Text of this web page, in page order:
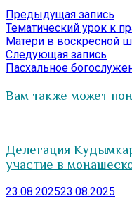
Навигация
по
записям
Предыдущая запись
Тематический урок к
Матери в воскресной
Следующая запись
Пасхальное
Вам также может
Делегация
участие в
23.08.202523.08.2025